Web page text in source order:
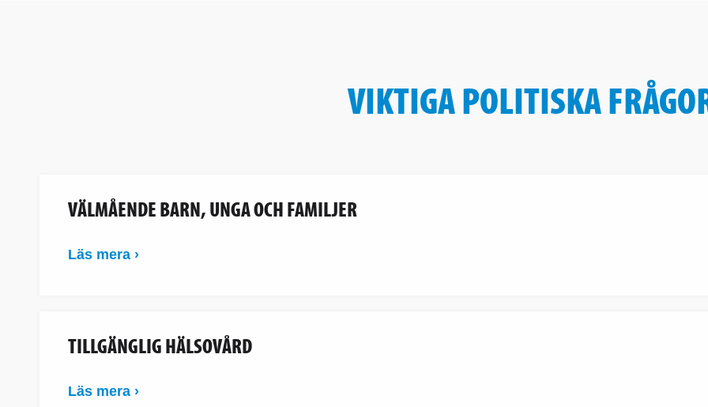
VIKTIGA POLITISKA
VÄLMÅENDE BARN, UNGA OCH FAMILJER
Läs mera ›
TILLGÄNGLIG HÄLSOVÅRD
Läs mera ›